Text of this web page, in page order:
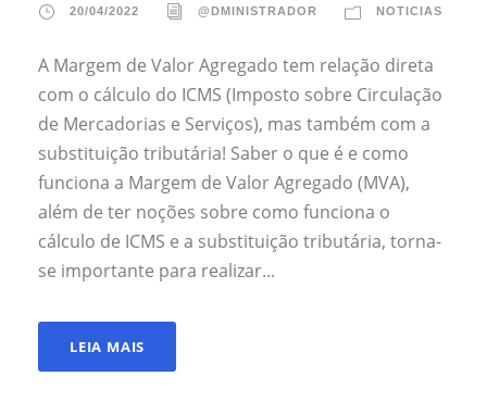
20/04/2022 @DMINISTRADOR NOTICIAS
A Margem de Valor Agregado tem relação direta
com o cálculo do ICMS (Imposto sobre Circulação
de Mercadorias e Serviços), mas também com a
substituição tributária! Saber o que é e como
funciona a Margem de Valor Agregado (MVA),
além de ter noções sobre como funciona o
cálculo de ICMS e a substituição tributária, torna-
se importante para realizar...
LEIA MAIS